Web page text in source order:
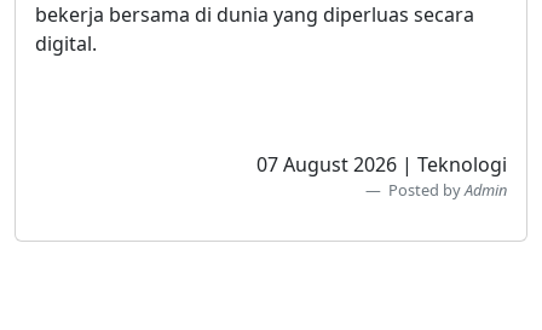
bekerja bersama di dunia yang diperluas secara
digital.
07 August 2026 | Teknologi
Posted byAdmin